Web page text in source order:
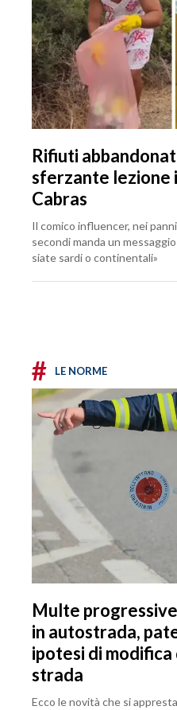
Rifiuti
sferzante lezione
Cabras
Il comico influencer, nei
secondi manda un
siate sardi o continentali»
# LE NORME
Multe
in autostrada,
ipotesi di
strada
Ecco le novità che si